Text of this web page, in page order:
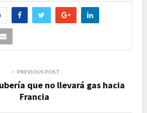
PREVIOUS POST
que no llevará gas hacia
Francia